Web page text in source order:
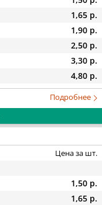
1,65 р.
1,90 р.
2,50 р.
3,30 р.
4,80 р.
Подробнее
Цена за шт.
1,50 р.
1,65 р.